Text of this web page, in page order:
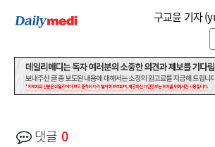
구교윤 기자 (
댓글 0